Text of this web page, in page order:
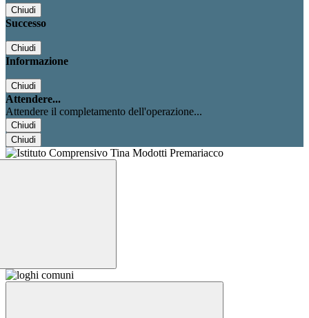
Chiudi
Successo
Chiudi
Informazione
Chiudi
Attendere...
Attendere il completamento dell'operazione...
Chiudi
Chiudi